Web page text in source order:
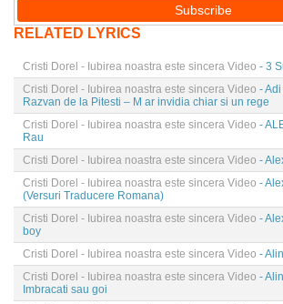
RELATED LYRICS
Cristi Dorel - Iubirea noastra este sincera Video - 3
Cristi Dorel - Iubirea noastra este sincera Video -
Razvan de la Pitesti – M ar invidia chiar si un rege
Cristi Dorel - Iubirea noastra este sincera Video -
Rau
Cristi Dorel - Iubirea noastra este sincera Video -
Cristi Dorel - Iubirea noastra este sincera Video -
(Versuri Traducere Romana)
Cristi Dorel - Iubirea noastra este sincera Video -
boy
Cristi Dorel - Iubirea noastra este sincera Video -
Cristi Dorel - Iubirea noastra este sincera Video -
Imbracati sau goi